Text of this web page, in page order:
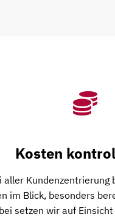
Kosten
aller Kundenzentrierung
im Blick, besonders
setzen wir auf